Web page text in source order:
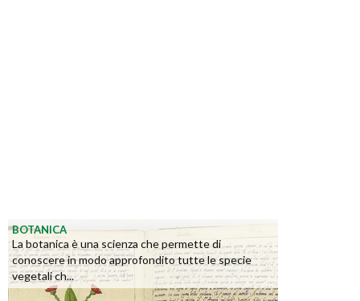
BOTANICA
La botanica è una scienza che permette di
conoscere in modo approfondito tutte le specie
vegetali ch...